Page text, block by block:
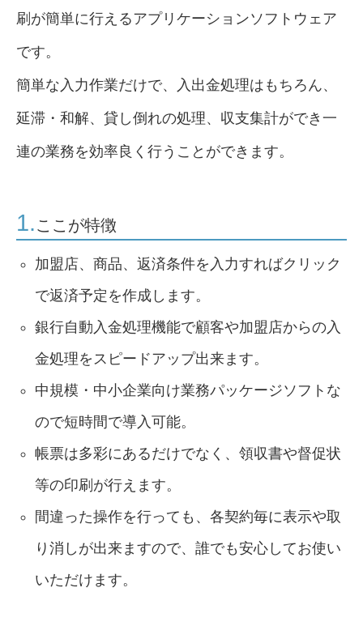
刷が簡単に行えるアプリケーションソフトウェア
です。
簡単な入力作業だけで、入出金処理はもちろん、
延滞・和解、貸し倒れの処理、収支集計ができ一
連の業務を効率良く行うことができます。
1.ここが特徴
加盟店、商品、返済条件を入力すればクリック
で返済予定を作成します。
銀行自動入金処理機能で顧客や加盟店からの入
金処理をスピードアップ出来ます。
中規模・中小企業向け業務パッケージソフトな
ので短時間で導入可能。
帳票は多彩にあるだけでなく、領収書や督促状
等の印刷が行えます。
間違った操作を行っても、各契約毎に表示や取
り消しが出来ますので、誰でも安心してお使い
いただけます。